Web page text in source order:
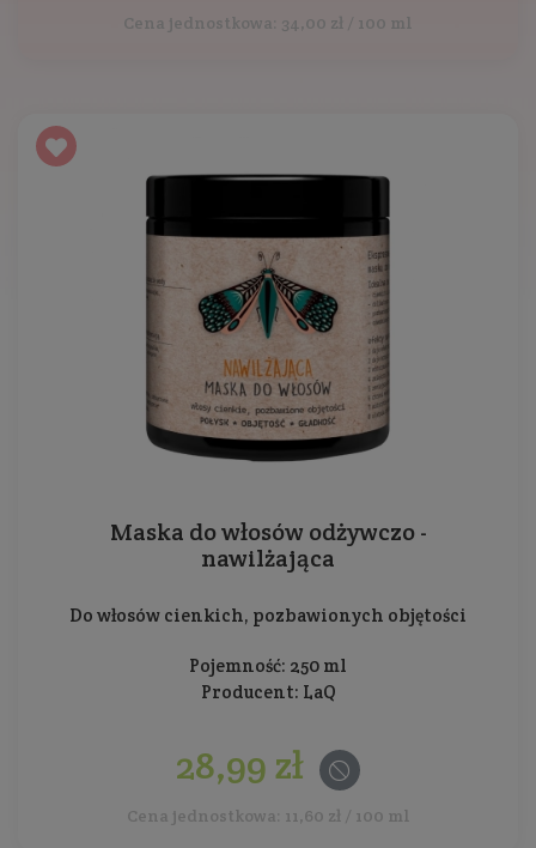
Cena jednostkowa: 34,00 zł / 100 ml
Maska do włosów odżywczo -
nawilżająca
Do włosów cienkich, pozbawionych objętości
Pojemność: 250 ml
Producent: LaQ
28,99 zł
Cena jednostkowa: 11,60 zł / 100 ml